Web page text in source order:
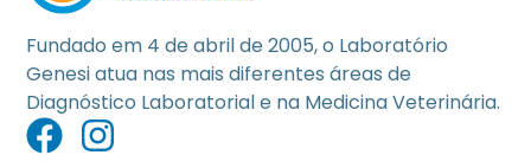
Fundado em 4 de abril de 2005, o Laboratório
Genesi atua nas mais diferentes áreas de
Diagnóstico Laboratorial e na Medicina Veterinária.